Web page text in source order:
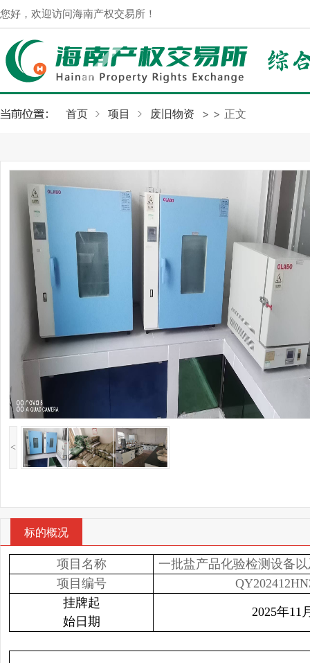
您好，欢迎访问海南产权交易所！
首页 项目 >
废旧物资 > 正文
<
标的概况
项目名称
一批盐产品化验检测设备
项目编号
挂牌起
始日期
2025年11